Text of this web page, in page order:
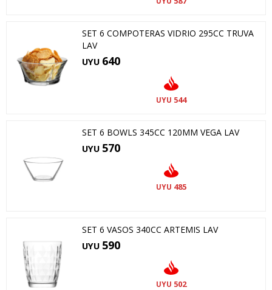
SET 6 COMPOTERAS VIDRIO 295CC TRUVA
LAV
UYU 640
UYU 544
SET 6 BOWLS 345CC 120MM VEGA LAV
UYU 570
UYU 485
SET 6 VASOS 340CC ARTEMIS LAV
UYU 590
UYU 502